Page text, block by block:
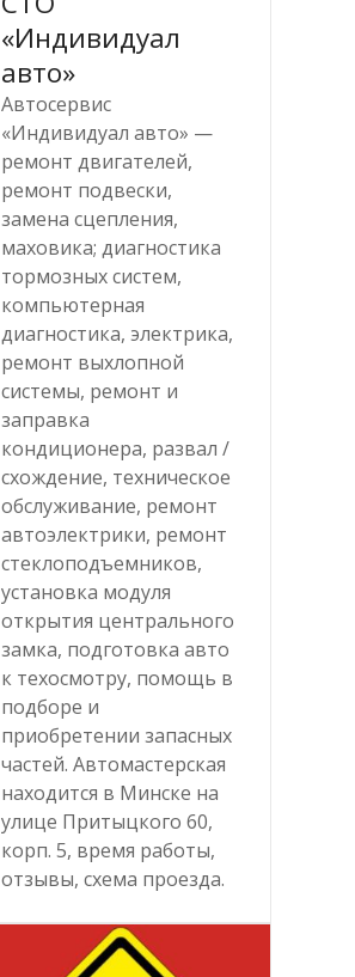
«Индивидуал
авто»
Автосервис
«Индивидуал авто» —
ремонт двигателей,
ремонт подвески,
замена сцепления,
маховика; диагностика
тормозных систем,
компьютерная
диагностика, электрика,
ремонт выхлопной
системы, ремонт и
заправка
кондиционера, развал /
схождение, техническое
обслуживание, ремонт
автоэлектрики, ремонт
стеклоподъемников,
установка модуля
открытия центрального
замка, подготовка авто
к техосмотру, помощь в
подборе и
приобретении запасных
частей. Автомастерская
находится в Минске на
улице Притыцкого 60,
корп. 5, время работы,
отзывы, схема проезда.